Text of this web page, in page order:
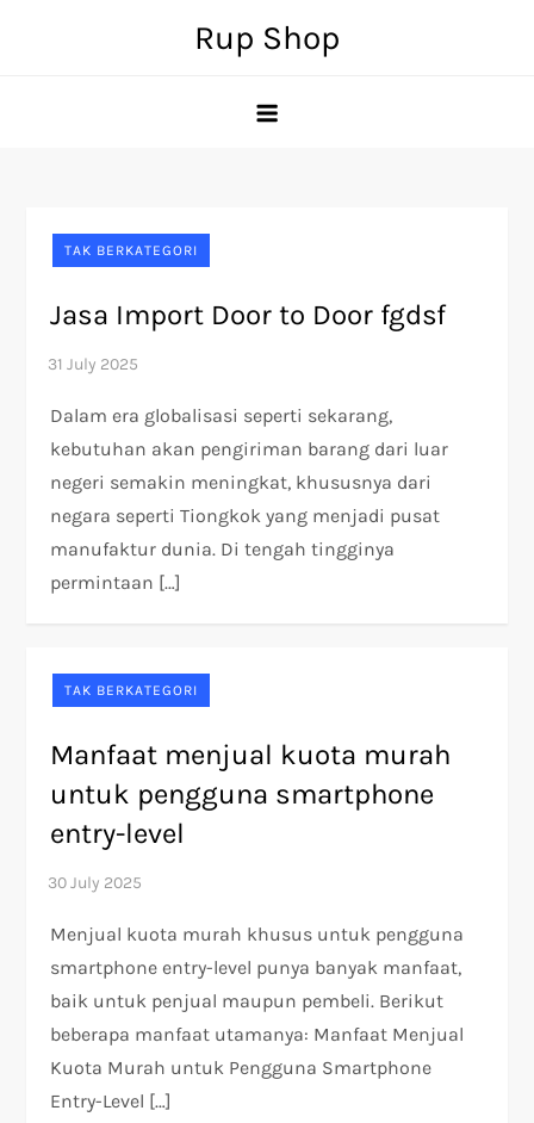
Rup Shop
TAK BERKATEGORI
Jasa Import Door to Door fgdsf
Dalam era globalisasi seperti sekarang,
kebutuhan akan pengiriman barang dari luar
negeri semakin meningkat, khususnya dari
negara seperti Tiongkok yang menjadi pusat
manufaktur dunia. Di tengah tingginya
permintaan […]
TAK BERKATEGORI
Manfaat menjual kuota murah
untuk pengguna smartphone
entry-level
Menjual kuota murah khusus untuk pengguna
smartphone entry-level punya banyak manfaat,
baik untuk penjual maupun pembeli. Berikut
beberapa manfaat utamanya: Manfaat Menjual
Kuota Murah untuk Pengguna Smartphone
Entry-Level […]